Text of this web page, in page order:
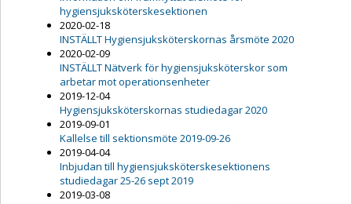
hygiensjuksköterskesektionen
2020-02-18
INSTÄLLT Hygiensjuksköterskornas årsmöte 2020
2020-02-09
INSTÄLLT Nätverk för hygiensjuksköterskor som
arbetar mot operationsenheter
2019-12-04
Hygiensjuksköterskornas studiedagar 2020
2019-09-01
Kallelse till sektionsmöte 2019-09-26
2019-04-04
Inbjudan till hygiensjuksköterskesektionens
studiedagar 25-26 sept 2019
2019-03-08